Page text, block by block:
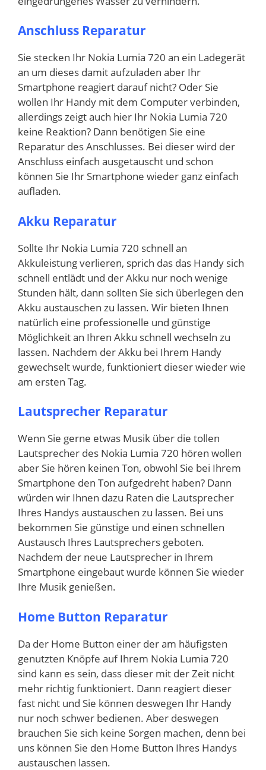
Anschluss Reparatur
Sie stecken Ihr Nokia Lumia 720 an ein Ladegerät
an um dieses damit aufzuladen aber Ihr
Smartphone reagiert darauf nicht? Oder Sie
wollen Ihr Handy mit dem Computer verbinden,
allerdings zeigt auch hier Ihr Nokia Lumia 720
keine Reaktion? Dann benötigen Sie eine
Reparatur des Anschlusses. Bei dieser wird der
Anschluss einfach ausgetauscht und schon
können Sie Ihr Smartphone wieder ganz einfach
aufladen.
Akku Reparatur
Sollte Ihr Nokia Lumia 720 schnell an
Akkuleistung verlieren, sprich das das Handy sich
schnell entlädt und der Akku nur noch wenige
Stunden hält, dann sollten Sie sich überlegen den
Akku austauschen zu lassen. Wir bieten Ihnen
natürlich eine professionelle und günstige
Möglichkeit an Ihren Akku schnell wechseln zu
lassen. Nachdem der Akku bei Ihrem Handy
gewechselt wurde, funktioniert dieser wieder wie
am ersten Tag.
Lautsprecher Reparatur
Wenn Sie gerne etwas Musik über die tollen
Lautsprecher des Nokia Lumia 720 hören wollen
aber Sie hören keinen Ton, obwohl Sie bei Ihrem
Smartphone den Ton aufgedreht haben? Dann
würden wir Ihnen dazu Raten die Lautsprecher
Ihres Handys austauschen zu lassen. Bei uns
bekommen Sie günstige und einen schnellen
Austausch Ihres Lautsprechers geboten.
Nachdem der neue Lautsprecher in Ihrem
Smartphone eingebaut wurde können Sie wieder
Ihre Musik genießen.
Home Button Reparatur
Da der Home Button einer der am häufigsten
genutzten Knöpfe auf Ihrem Nokia Lumia 720
sind kann es sein, dass dieser mit der Zeit nicht
mehr richtig funktioniert. Dann reagiert dieser
fast nicht und Sie können deswegen Ihr Handy
nur noch schwer bedienen. Aber deswegen
brauchen Sie sich keine Sorgen machen, denn bei
uns können Sie den Home Button Ihres Handys
austauschen lassen.